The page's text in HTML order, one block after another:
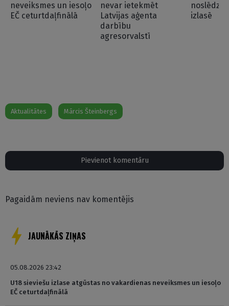
neveiksmes un iesoļo
EČ ceturtdaļfinālā
nevar ietekmēt
Latvijas aģenta
darbību
agresorvalstī
noslēdz
izlasē
Aktualitātes Mārcis Šteinbergs
Pievienot komentāru
Pagaidām neviens nav komentējis
JAUNĀKĀS ZIŅAS
05.08.2026 23:42
U18 sieviešu izlase atgūstas no vakardienas neveiksmes un iesoļo
EČ ceturtdaļfinālā